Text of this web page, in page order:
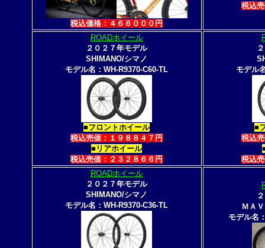
税込価格：４６６０００円
税込
ROADホイール
２０２７年モデル
SHIMANO/シマノ
モデル名：WH-R9370-C60-TL
■フロントホイール
税込売価：１９８８４７円
■リアホイール
税込売価：２３２８６６円
モデル
■
税込
税込
ROADホイール
２０２７年モデル
SHIMANO/シマノ
モデル名：WH-R9370-C36-TL
ＭＡ
モデル名